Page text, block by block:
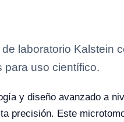
laboratorio Kalstein
para uso científico.
y diseño avanzado a
precisión. Este